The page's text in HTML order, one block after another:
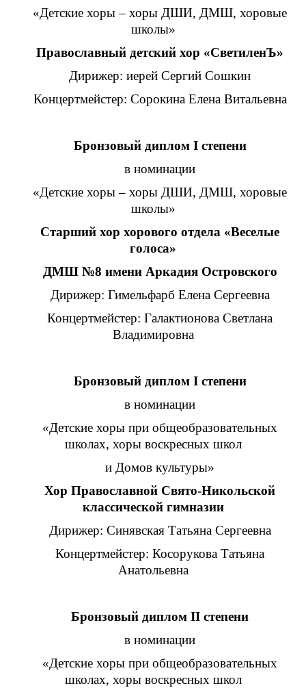
«Детские хоры – хоры ДШИ, ДМШ, хоровые
школы»
Православный детский хор «СветиленЪ»
Дирижер: иерей Сергий Сошкин
Концертмейстер: Сорокина Елена Витальевна
Бронзовый диплом I степени
в номинации
«Детские хоры – хоры ДШИ, ДМШ, хоровые
школы»
Старший хор хорового отдела «Веселые
голоса»
ДМШ №8 имени Аркадия Островского
Дирижер: Гимельфарб Елена Сергеевна
Концертмейстер: Галактионова Светлана
Владимировна
Бронзовый диплом I степени
в номинации
«Детские хоры при общеобразовательных
школах, хоры воскресных школ
и Домов культуры»
Хор Православной Свято-Никольской
классической гимназии
Дирижер: Синявская Татьяна Сергеевна
Концертмейстер: Косорукова Татьяна
Анатольевна
Бронзовый диплом II степени
в номинации
«Детские хоры при общеобразовательных
школах, хоры воскресных школ